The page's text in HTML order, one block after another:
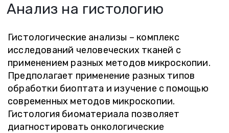
Анализ на гистологию
Гистологические анализы – комплекс
исследований человеческих тканей с
применением разных методов микроскопии.
Предполагает применение разных типов
обработки биоптата и изучение с помощью
современных методов микроскопии.
Гистология биоматериала позволяет
диагностировать онкологические